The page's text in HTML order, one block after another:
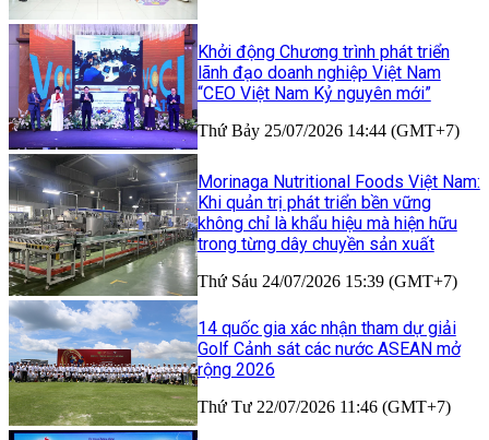
Khởi động Chương trình phát triển
lãnh đạo doanh nghiệp Việt Nam
“CEO Việt Nam Kỷ nguyên mới”
Thứ Bảy 25/07/2026 14:44 (GMT+7)
Morinaga Nutritional Foods Việt Nam:
Khi quản trị phát triển bền vững
không chỉ là khẩu hiệu mà hiện hữu
trong từng dây chuyền sản xuất
Thứ Sáu 24/07/2026 15:39 (GMT+7)
14 quốc gia xác nhận tham dự giải
Golf Cảnh sát các nước ASEAN mở
rộng 2026
Thứ Tư 22/07/2026 11:46 (GMT+7)